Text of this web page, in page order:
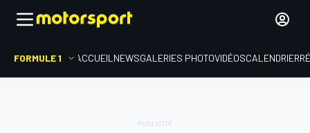
FORMULE 1 ACCUEIL NEWSGALERIES PHOTOVIDÉOSCALENDRIER